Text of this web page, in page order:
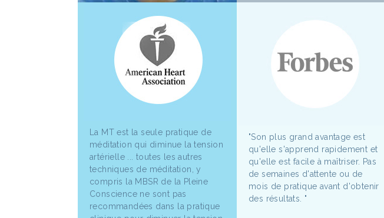
La MT est la seule pratique de
méditation qui diminue la tension
artérielle ... toutes les autres
techniques de méditation, y
compris la MBSR de la Pleine
Conscience ne sont pas
recommandées dans la pratique
"Son plus grand avantage est
qu'elle s'apprend rapidement et
qu'elle est facile à maîtriser. Pas
de semaines d'attente ou de
mois de pratique avant d'obtenir
des résultats. "